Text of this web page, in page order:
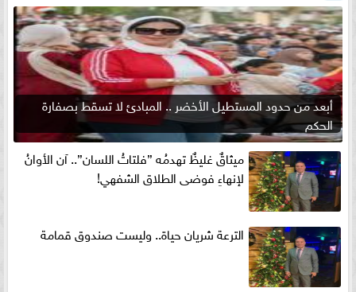
أبعد من حدود المستطيل الأخضر .. المبادئ لا تسقط بصفارة
الحكم
ميثاقٌ غليظٌ تهدمُه ”فلتاتُ اللسان”.. آن الأوانُ
لإنهاءِ فوضى الطلاق الشفهي!
الترعة شريان حياة.. وليست صندوق قمامة